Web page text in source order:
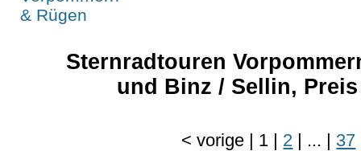
Sternradtouren
und Binz / Sellin,
<vorige | 1 | 2 | ... | 37